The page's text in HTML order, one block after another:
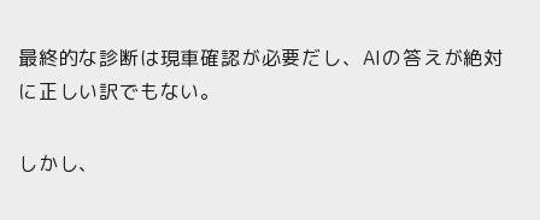
最終的な診断は現車確認が必要だし、AIの答えが絶対
に正しい訳でもない。
しかし、